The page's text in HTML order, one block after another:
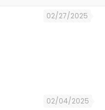
02/27/2025
02/04/2025